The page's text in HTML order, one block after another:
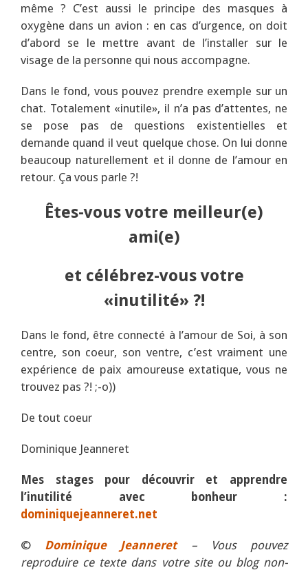
même ? C’est aussi le principe des masques à
oxygène dans un avion : en cas d’urgence, on doit
d’abord se le mettre avant de l’installer sur le
visage de la personne qui nous accompagne.
Dans le fond, vous pouvez prendre exemple sur un
chat. Totalement «inutile», il n’a pas d’attentes, ne
se pose pas de questions existentielles et
demande quand il veut quelque chose. On lui donne
beaucoup naturellement et il donne de l’amour en
retour. Ça vous parle ?!
Êtes-vous votre meilleur(e)
ami(e)
et célébrez-vous votre
«inutilité» ?!
Dans le fond, être connecté à l’amour de Soi, à son
centre, son coeur, son ventre, c’est vraiment une
expérience de paix amoureuse extatique, vous ne
trouvez pas ?! ;-o))
De tout coeur
Dominique Jeanneret
Mes stages pour découvrir et apprendre
l’inutilité avec bonheur :
dominiquejeanneret.net
© Dominique Jeanneret– Vous pouvez
reproduire ce texte dans votre site ou blog non-